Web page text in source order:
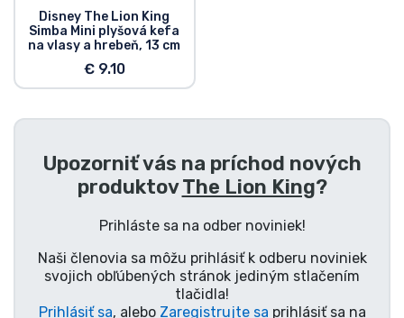
Disney The Lion King
Simba Mini plyšová kefa
na vlasy a hrebeň, 13 cm
€ 9.10
Upozorniť vás na príchod nových
produktovThe Lion King?
Prihláste sa na odber noviniek!
Naši členovia sa môžu prihlásiť k odberu noviniek
svojich obľúbených stránok jediným stlačením
tlačidla!
Prihlásiť sa, alebo Zaregistrujte sa prihlásiť sa na
Zoradiť podľa Anime
Zoradiť podľa hier
Zoradiť podľa športu
Zoradiť podľa hudby
Typy výrobkov
Značky